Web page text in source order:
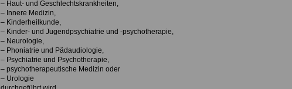
– Haut- und Geschlechtskrankheiten,
– Innere Medizin,
– Kinderheilkunde,
– Kinder- und Jugendpsychiatrie und -psychotherapie,
– Neurologie,
– Phoniatrie und Pädaudiologie,
– Psychiatrie und Psychotherapie,
– psychotherapeutische Medizin oder
– Urologie